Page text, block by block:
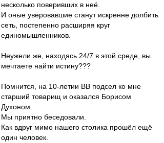
несколько поверивших в неё.
И оные уверовавшие станут искренне долбить
сеть, постепенно расширяя круг
единомышленников.
Неужели же, находясь 24/7 в этой среде, вы
мечтаете найти истину???
Помнится, на 10-летии ВВ подсел ко мне
старший товарищ и оказался Борисом
Духоном.
Мы приятно беседовали.
Как вдруг мимо нашего столика прошёл ещё
один человек.